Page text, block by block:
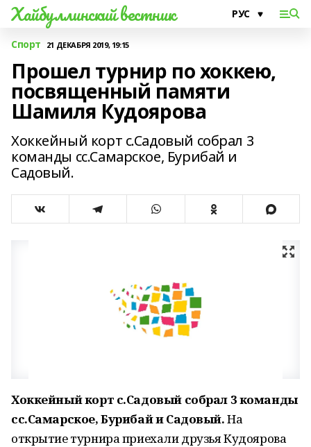
Хайбуллинский вестник
Спорт 21 ДЕКАБРЯ 2019, 19:15
Прошел турнир по хоккею,
посвященный памяти
Шамиля Кудоярова
Хоккейный корт с.Садовый собрал 3
команды сс.Самарское, Бурибай и
Садовый.
Хоккейный корт с.Садовый собрал 3 команды
сс.Самарское, Бурибай и Садовый.На
открытие турнира приехали друзья Кудоярова